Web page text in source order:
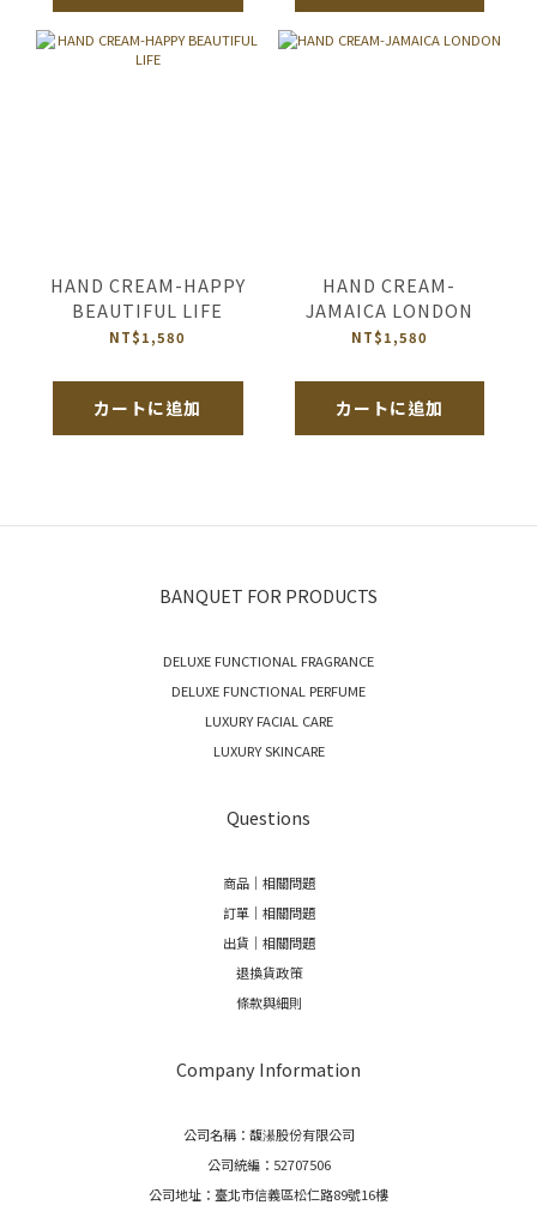
HAND CREAM-HAPPY
BEAUTIFUL LIFE
NT$1,580
カートに追加
HAND CREAM-
JAMAICA LONDON
NT$1,580
カートに追加
BANQUET FOR PRODUCTS
DELUXE FUNCTIONAL FRAGRANCE
DELUXE FUNCTIONAL PERFUME
LUXURY FACIAL CARE
LUXURY SKINCARE
Questions
商品｜相關問題
訂單｜相關問題
出貨｜相關問題
退換貨政策
條款與細則
Company Information
公司名稱：馥濝股份有限公司
公司統編：52707506
公司地址：臺北市信義區松仁路89號16樓